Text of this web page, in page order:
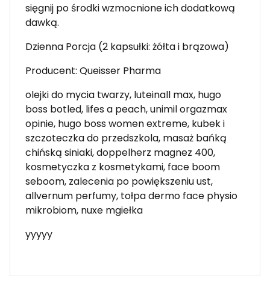
sięgnij po środki wzmocnione ich dodatkową
dawką.
Dzienna Porcja (2 kapsułki: żółta i brązowa)
Producent: Queisser Pharma
olejki do mycia twarzy, luteinall max, hugo
boss botled, lifes a peach, unimil orgazmax
opinie, hugo boss women extreme, kubek i
szczoteczka do przedszkola, masaż bańką
chińską siniaki, doppelherz magnez 400,
kosmetyczka z kosmetykami, face boom
seboom, zalecenia po powiększeniu ust,
allvernum perfumy, tołpa dermo face physio
mikrobiom, nuxe mgiełka
yyyyy